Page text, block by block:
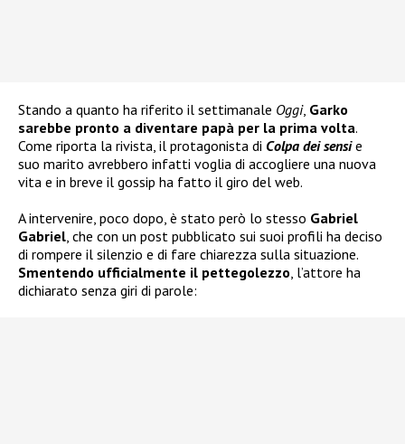
Stando a quanto ha riferito il settimanale Oggi, Garko
sarebbe pronto a diventare papà per la prima volta.
Come riporta la rivista, il protagonista di Colpa dei sensie
suo marito avrebbero infatti voglia di accogliere una nuova
vita e in breve il gossip ha fatto il giro del web.
A intervenire, poco dopo, è stato però lo stesso Gabriel
Gabriel , che con un post pubblicato sui suoi profili ha deciso
di rompere il silenzio e di fare chiarezza sulla situazione.
Smentendo ufficialmente il pettegolezzo , l’attore ha
dichiarato senza giri di parole: